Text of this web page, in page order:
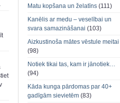
Matu kopšana un želatīns (111)
Kanēlis ar medu – veselībai un
svara samazināšanai (103)
Aizkustinoša mātes vēstule meitai
(98)
Notiek tikai tas, kam ir jānotiek…
(94)
Kāda kunga pārdomas par 40+
gadīgām sievietēm (83)